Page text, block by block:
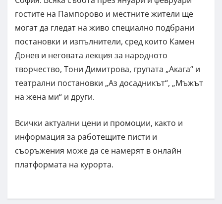
гостите на Пампорово и местните жители ще
могат да гледат на живо специално подбрани
постановки и изпълнители, сред които Камен
Донев и неговата лекция за народното
творчество, Тони Димитрова, групата „Акага“ и
театрални постановки „Аз досадникът“, „Мъжът
на жена ми“ и други.
Всички актуални цени и промоции, както и
информация за работещите писти и
съоръжения може да се намерят в онлайн
платформата на курорта.